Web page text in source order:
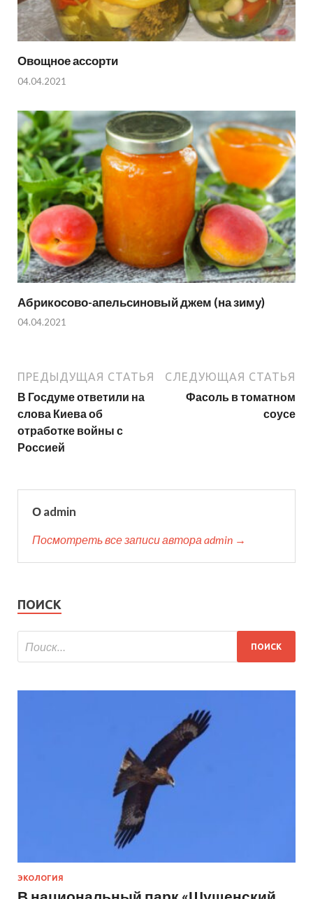
Овощное ассорти
04.04.2021
Абрикосово-апельсиновый джем (на зиму)
04.04.2021
ПРЕДЫДУЩАЯ СТАТЬЯ
В Госдуме ответили на
слова Киева об
отработке войны с
Россией
СЛЕДУЮЩАЯ СТАТЬЯ
Фасоль в томатном
соусе
О admin
Посмотреть все записи автора admin →
ПОИСК
ЭКОЛОГИЯ